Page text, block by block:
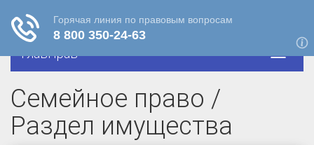
ГлавПрав
Семейное право /
Раздел имущества